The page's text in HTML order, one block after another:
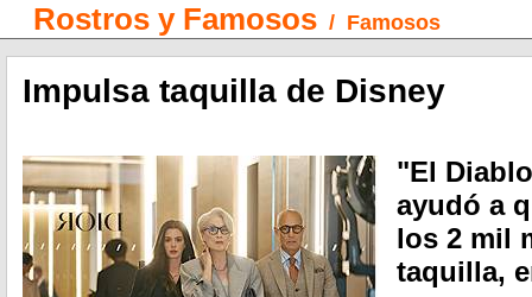
Rostros y Famosos / Famosos
Impulsa taquilla de Disney
"El
ayudó a
los 2 mil
taquilla,